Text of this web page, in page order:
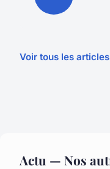
Voir tous les
Actu — Nos